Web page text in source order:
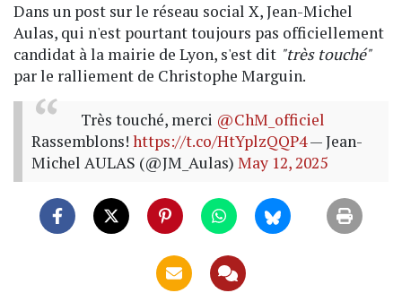
Dans un post sur le réseau social X, Jean-Michel
Aulas, qui n'est pourtant toujours pas officiellement
candidat à la mairie de Lyon, s'est dit "très touché"
par le ralliement de Christophe Marguin.
Très touché, merci @ChM_officiel
Rassemblons! https://t.co/HtYplzQQP4— Jean-
Michel AULAS (@JM_Aulas) May 12, 2025